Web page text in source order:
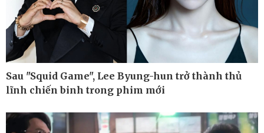
Thế giới thể thao
Lịch thi đấu bóng đá
eSports
Hậu trường
Sau "Squid Game", Lee Byung-hun trở thành thủ
lĩnh chiến binh trong phim mới